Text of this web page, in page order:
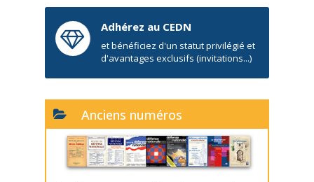
Adhérez au CEDN
et bénéficiez d'un statut privilégié et
d'avantages exclusifs (invitations...)
Anciens numéros